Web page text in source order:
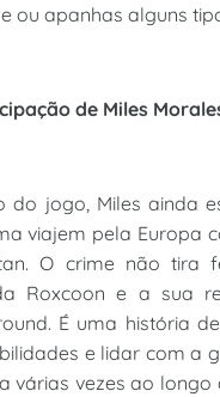
ou apanhas alguns
de Miles
do jogo, Miles ainda
viajem pela Europa
O crime não tira
Roxcoon e a sua
É uma história
e lidar com a
várias vezes ao